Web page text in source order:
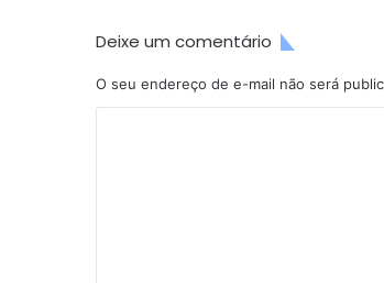
Deixe um comentário
O seu endereço de e-mail não será